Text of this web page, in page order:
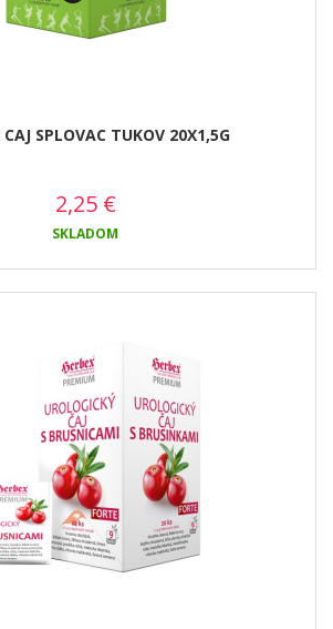
CAJ SPLOVAC TUKOV 20X1,5G
2,25 €
SKLADOM